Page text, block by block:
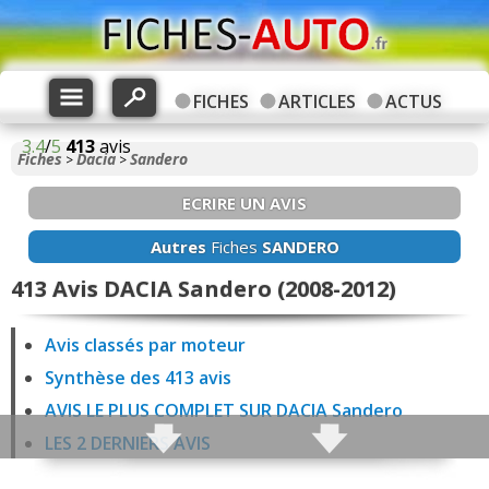
FICHES ARTICLES
ACTUS
3.4/5 413avis
Fiches >Dacia >Sandero
ECRIRE UN AVIS
AutresFiches SANDERO
413 Avis DACIA Sandero (2008-2012)
Avis classés par moteur
Synthèse des 413 avis
AVIS LE PLUS COMPLET SUR DACIA Sandero
LES 2 DERNIERS AVIS